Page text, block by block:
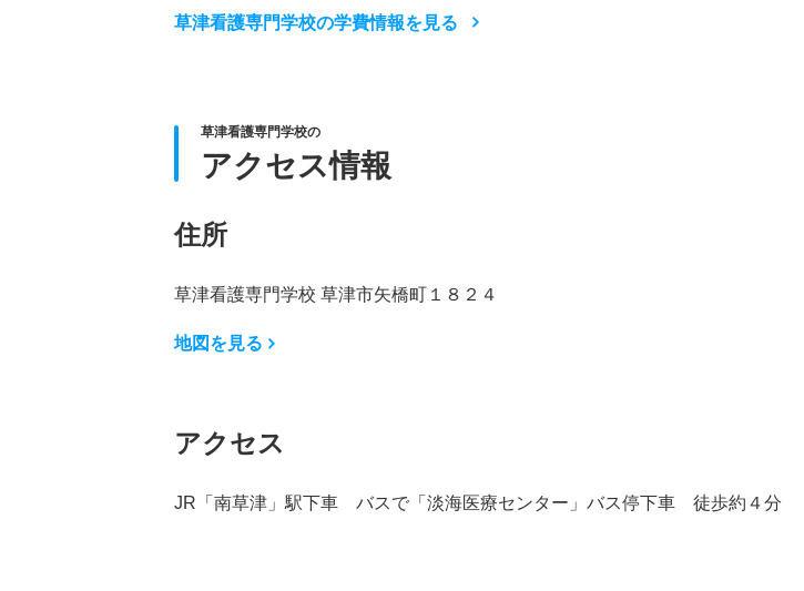
草津看護専門学校の学費情報を見る
草津看護専門学校の
アクセス情報
住所
草津看護専門学校 草津市矢橋町１８２４
地図を見る
アクセス
JR「南草津」駅下車 バスで「淡海医療センター」バス停下車 徒歩約４分